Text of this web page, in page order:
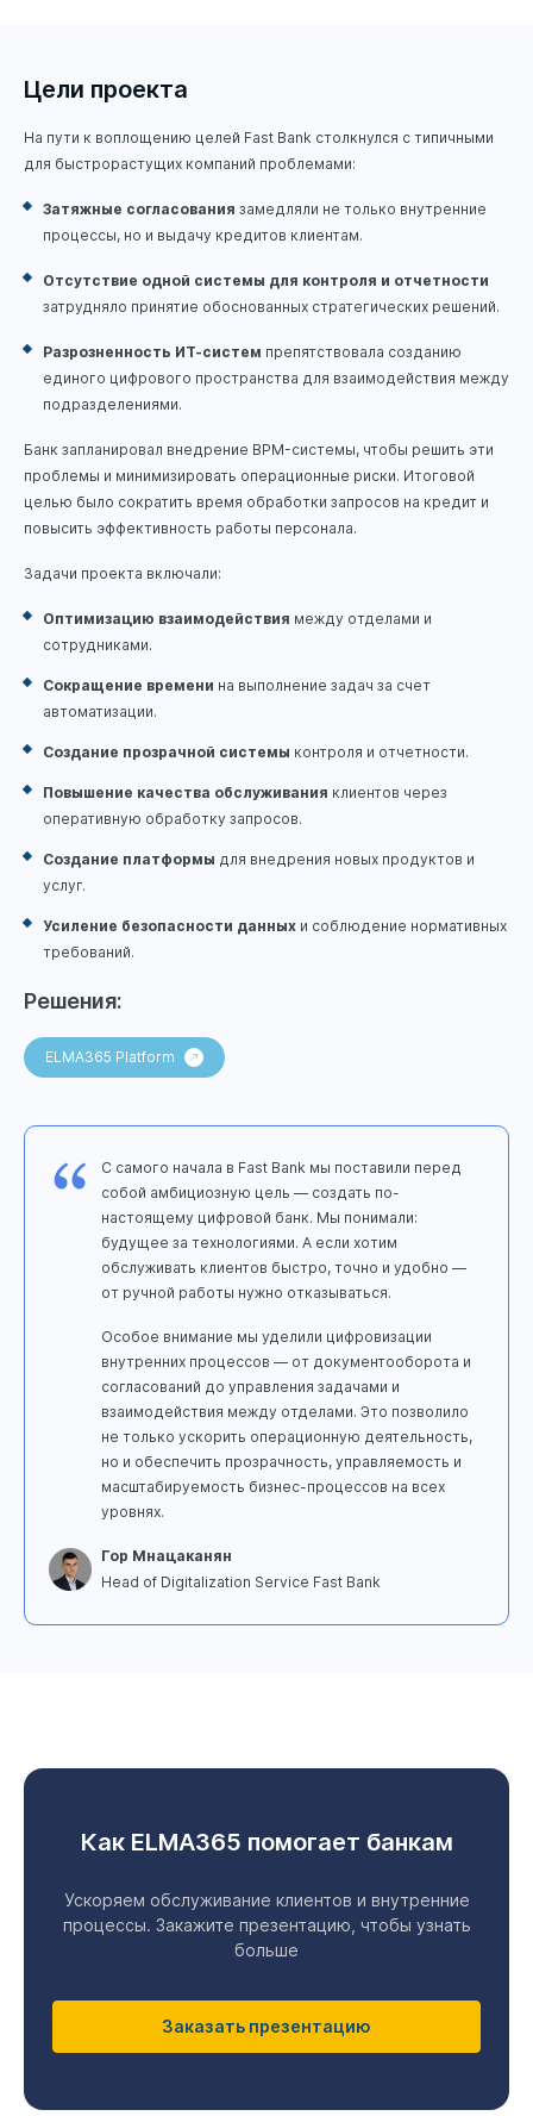
Цели проекта
На пути к воплощению целей Fast Bank столкнулся с типичными
для быстрорастущих компаний проблемами:
Затяжные согласования замедляли не только внутренние
процессы, но и выдачу кредитов клиентам.
Отсутствие одной системы для контроля и отчетности
затрудняло принятие обоснованных стратегических решений.
Разрозненность ИТ-систем препятствовала созданию
единого цифрового пространства для взаимодействия между
подразделениями.
Банк запланировал внедрение BPM-системы, чтобы решить эти
проблемы и минимизировать операционные риски. Итоговой
целью было сократить время обработки запросов на кредит и
повысить эффективность работы персонала.
Задачи проекта включали:
Оптимизацию взаимодействия между отделами и
сотрудниками.
Сокращение времени на выполнение задач за счет
автоматизации.
Создание прозрачной системы контроля и отчетности.
Повышение качества обслуживания клиентов через
оперативную обработку запросов.
Создание платформы для внедрения новых продуктов и
услуг.
Усиление безопасности данных и соблюдение нормативных
требований.
Решения:
ELMA365 Platform
С самого начала в Fast Bank мы поставили перед
собой амбициозную цель — создать по-
настоящему цифровой банк. Мы понимали:
будущее за технологиями. А если хотим
обслуживать клиентов быстро, точно и удобно —
от ручной работы нужно отказываться.
Особое внимание мы уделили цифровизации
внутренних процессов — от документооборота и
согласований до управления задачами и
взаимодействия между отделами. Это позволило
не только ускорить операционную деятельность,
но и обеспечить прозрачность, управляемость и
масштабируемость бизнес-процессов на всех
уровнях.
Гор Мнацаканян
Head of Digitalization Service Fast Bank
Как ELMA365 помогает банкам
Ускоряем обслуживание клиентов и внутренние
процессы. Закажите презентацию, чтобы узнать
больше
Заказать презентацию